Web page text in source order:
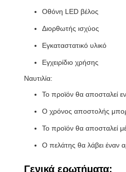
Οθόνη LED βέλος
Διορθωτής ισχύος
Εγκαταστατικό υλικό
Εγχειρίδιο χρήσης
Ναυτιλία:
Το προϊόν θα αποσταλεί
Ο χρόνος αποστολής
Το προϊόν θα αποσταλεί
Ο πελάτης θα λάβει έναν
Γενικά ερωτήματα: